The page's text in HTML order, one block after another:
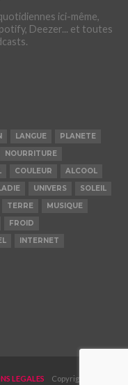
ici-même,
Deezer... et toutes
LANGUE
PLANETE
NOURRITURE
COULEUR
ALCOOL
UNIVERS
SOLEIL
TERRE
MUSIQUE
FROID
INTERNET
LEGALES Copyright © 2019